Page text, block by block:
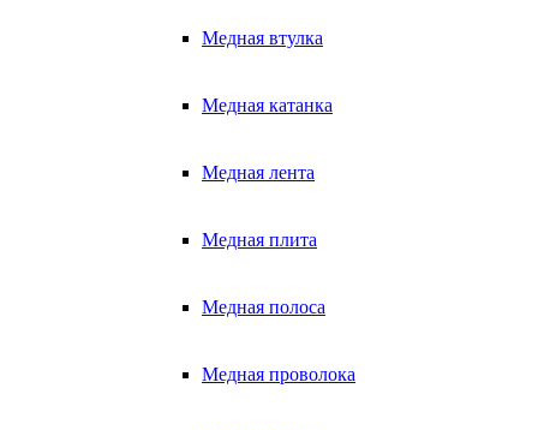
Медная втулка
Медная катанка
Медная лента
Медная плита
Медная полоса
Медная проволока